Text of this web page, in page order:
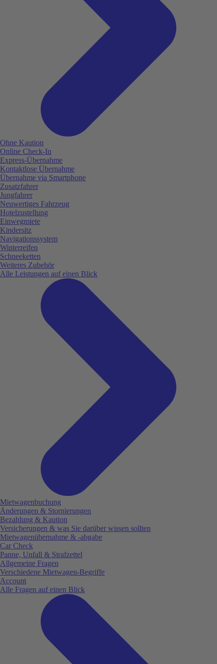
Ohne Kaution
Online Check-In
Express-Übernahme
Kontaktlose Übernahme
Übernahme via Smartphone
Zusatzfahrer
Jungfahrer
Neuwertiges Fahrzeug
Hotelzustellung
Einwegmiete
Kindersitz
Navigationssystem
Winterreifen
Schneeketten
Weiteres Zubehör
Alle Leistungen auf einen Blick
Mietwagenbuchung
Änderungen & Stornierungen
Bezahlung & Kaution
Versicherungen & was Sie darüber wissen sollten
Mietwagenübernahme & -abgabe
Car Check
Panne, Unfall & Strafzettel
Allgemeine Fragen
Verschiedene Mietwagen-Begriffe
Account
Alle Fragen auf einen Blick